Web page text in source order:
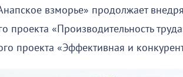
взморье» продолжает
проекта «Производительность
проекта «Эффективная и